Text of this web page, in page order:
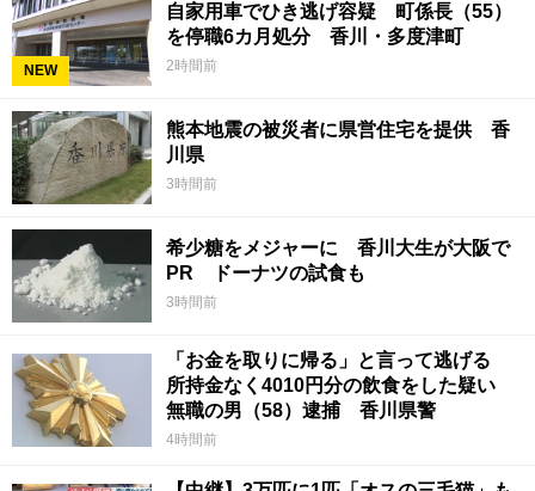
NEW
自家用車でひき逃げ容疑 町係長（55）
を停職6カ月処分 香川・多度津町
2時間前
熊本地震の被災者に県営住宅を提供 香
川県
3時間前
希少糖をメジャーに 香川大生が大阪で
PR ドーナツの試食も
3時間前
「お金を取りに帰る」と言って逃げる
所持金なく4010円分の飲食をした疑い
無職の男（58）逮捕 香川県警
4時間前